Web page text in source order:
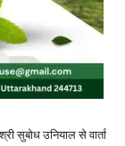
सुबोध उनियाल से वार्ता